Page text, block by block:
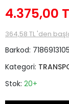
4.375,00
364,58 TL 'den
Barkod:
Kategori:
Stok: 20+